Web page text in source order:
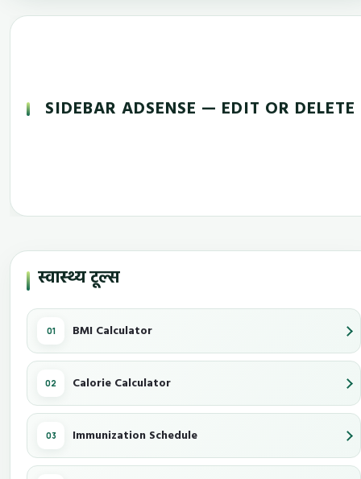
SIDEBAR ADSENSE — EDIT OR DELETE
स्वास्थ्य टूल्स
BMI Calculator
Calorie Calculator
Immunization Schedule